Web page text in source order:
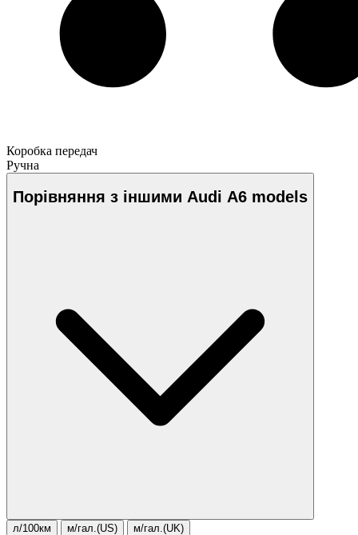
Коробка передач
Ручна
Порівняння з іншими Audi A6 models
л/100км м/гал.(US) м/гал.(UK)